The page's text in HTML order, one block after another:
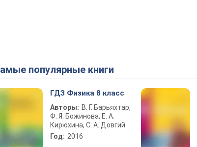
Самые популярные книги
ГДЗ Физика 8 класс
Авторы: В. Г. Барьяхтар,
Ф. Я. Божинова, Е. А.
Кирюхина, С. А. Довгий
Год: 2016